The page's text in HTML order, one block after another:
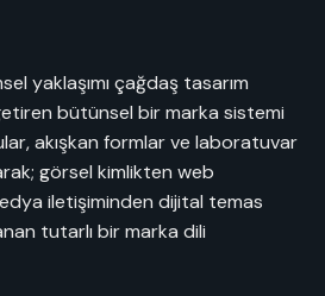
yaklaşımı çağdaş tasarım
bütünsel bir marka sistemi
akışkan formlar ve laboratuvar
görsel kimlikten web
iletişiminden dijital temas
tutarlı bir marka dili